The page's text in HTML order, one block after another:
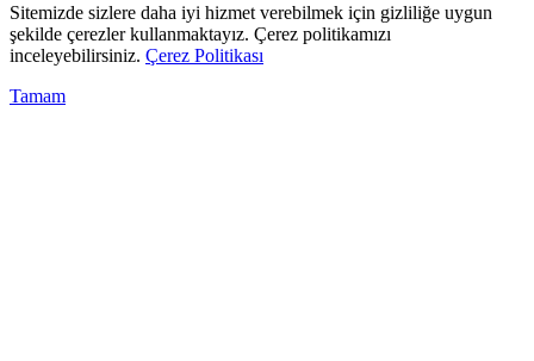
Sitemizde sizlere daha iyi hizmet verebilmek için gizliliğe uygun
şekilde çerezler kullanmaktayız. Çerez politikamızı
inceleyebilirsiniz. Çerez Politikası
Tamam